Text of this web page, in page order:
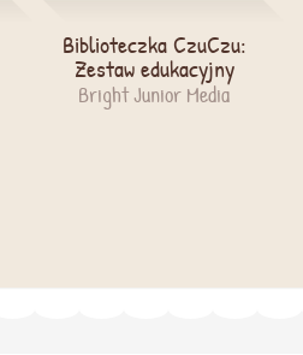
Biblioteczka CzuCzu:
Zestaw edukacyjny
Bright Junior Media